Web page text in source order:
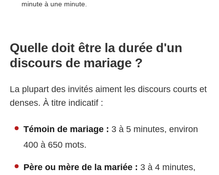
minute à une minute.
Quelle doit être la durée d'un
discours de mariage ?
La plupart des invités aiment les discours courts et
denses. À titre indicatif :
Témoin de mariage : 3 à 5 minutes, environ
400 à 650 mots.
Père ou mère de la mariée : 3 à 4 minutes,